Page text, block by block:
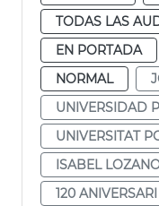
TODAS LAS
EN PORTADA
NORMAL
UNIVERSIDAD
UNIVERSITAT
ISABEL
120 ANIVERSARI